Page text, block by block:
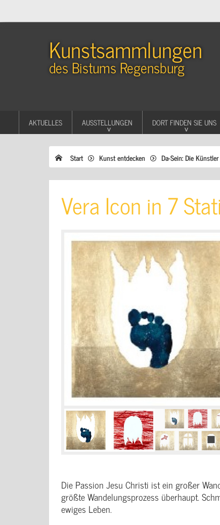
Kunstsammlungen
des Bistums Regensburg
AKTUELLES AUSSTELLUNGEN DORT FINDEN SIE UNS
Start Kunst entdecken Da-Sein: Die
Vera Icon in 7
Die Passion Jesu Christi ist ein großer
größte Wandelungsprozess überhaupt.
ewiges Leben.